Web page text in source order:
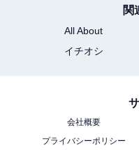
関
All About
イチオシ
会社概要
プライバシーポリシー